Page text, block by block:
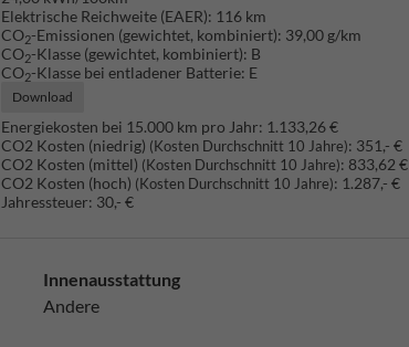
Elektrische Reichweite (EAER): 116 km
CO2-Emissionen (gewichtet, kombiniert): 39,00 g/km
CO2-Klasse (gewichtet, kombiniert): B
CO2-Klasse bei entladener Batterie: E
Download
Energiekosten bei 15.000 km pro Jahr: 1.133,26 €
CO2 Kosten (niedrig) (Kosten Durchschnitt 10 Jahre): 351,- €
CO2 Kosten (mittel) (Kosten Durchschnitt 10 Jahre): 833,62 €
CO2 Kosten (hoch) (Kosten Durchschnitt 10 Jahre): 1.287,- €
Jahressteuer: 30,- €
Innenausstattung
Andere